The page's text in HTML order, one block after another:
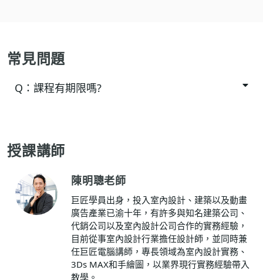
常見問題
Q： 課程有期限嗎?
授課講師
陳明聰老師
巨匠學員出身，投入室內設計、建築以及動畫
廣告產業已渝十年，有許多與知名建築公司、
代銷公司以及室內設計公司合作的實務經驗，
目前從事室內設計行業擔任設計師，並同時兼
任巨匠電腦講師，專長領域為室內設計實務、
3Ds MAX和手繪圖，以業界現行實務經驗帶入
教學。